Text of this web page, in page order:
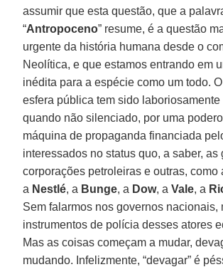
assumir que esta questão, que a
“Antropoceno” resume, é a questão
urgente da história humana desde o
Neolítica, e que estamos entrando em
inédita para a espécie como um todo.
esfera pública tem sido laboriosamente
quando não silenciado, por uma
máquina de propaganda financiada
interessados no status quo, a saber, as
corporações petroleiras e outras, como
a Nestlé, a Bunge, a Dow, aVale, a
Sem falarmos nos governos nacionais,
instrumentos de polícia desses atores
Mas as coisas começam a mudar,
mudando. Infelizmente, “devagar” é